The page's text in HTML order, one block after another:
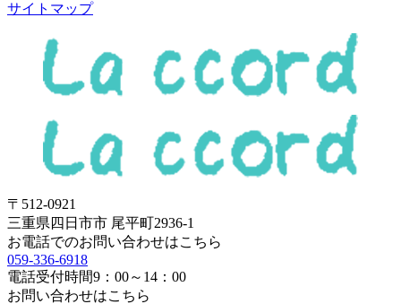
サイトマップ
〒512-0921
三重県四日市市 尾平町2936-1
お電話でのお問い合わせはこちら
059-336-6918
電話受付時間9：00～14：00
お問い合わせはこちら